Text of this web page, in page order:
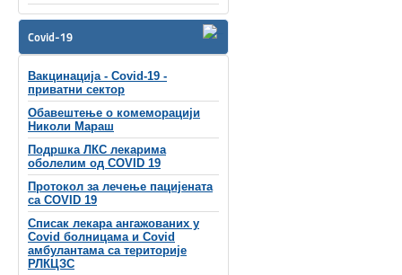
Covid-19
Вакцинација - Covid-19 -
приватни сектор
Обавештење о комеморацији
Николи Мараш
Подршка ЛКС лекарима
оболелим од COVID 19
Протокол за лечење пацијената
са COVID 19
Списак лекара ангажованих у
Covid болницама и Covid
амбулантама са територије
РЛКЦЗС